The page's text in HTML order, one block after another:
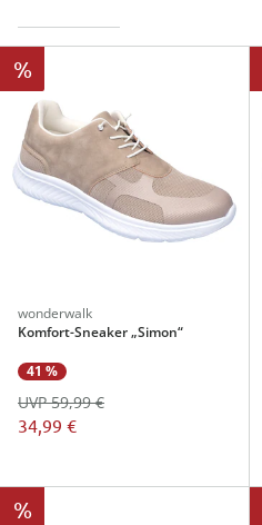
%
wonderwalk
Komfort-Sneaker „Simon“
41 %
34,99 €
UVP 59,99 €
%